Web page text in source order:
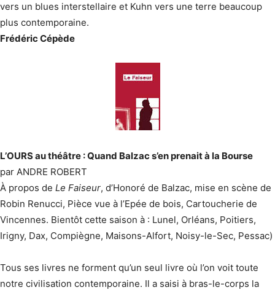
vers un blues interstellaire et Kuhn vers une terre beaucoup
plus contemporaine.
Frédéric Cépède
L’OURS au théâtre : Quand Balzac s’en prenait à la Bourse
par ANDRE ROBERT
À propos de Le Faiseur, d’Honoré de Balzac, mise en scène de
Robin Renucci, Pièce vue à l’Epée de bois, Cartoucherie de
Vincennes. Bientôt cette saison à : Lunel, Orléans, Poitiers,
Irigny, Dax, Compiègne, Maisons-Alfort, Noisy-le-Sec, Pessac)
Tous ses livres ne forment qu’un seul livre où l’on voit toute
notre civilisation contemporaine. Il a saisi à bras-le-corps la